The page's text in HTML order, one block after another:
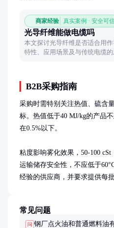
商家经验 真实案例 · 安全可
光导纤维能做电缆吗
本文探讨光导纤维是否适合用
特性、应用场景及与传统电缆
B2B采购指南
采购时需特别关注热值、硫含
标。热值低于40 MJ/kg的产品
在0.5%以下。
粘度影响雾化效果，50-100 cSt
运输储存安全性，不应低于
经验的供应商，并要求提供每
常见问题
问 钢厂点火油和普通燃料油